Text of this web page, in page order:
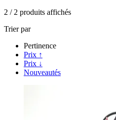
2 / 2 produits affichés
Trier par
Pertinence
Prix ↑
Prix ↓
Nouveautés